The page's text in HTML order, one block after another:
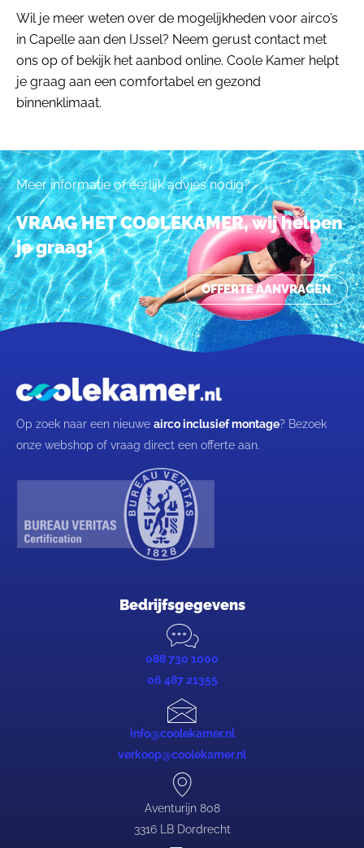
Wil je meer weten over de mogelijkheden voor airco’s
in Capelle aan den IJssel? Neem gerust contact met
ons op of bekijk het aanbod online. Coole Kamer helpt
je graag aan een comfortabel en gezond
binnenklimaat.
Meer informatie of eerlijk advies nodig?
VRAAG HET COOLEKAMER, wij helpen
je graag!
OFFERTE AANVRAGEN
Op zoek naar een nieuwe airco inclusief montage? Bezoek
onze webshop of vraag direct een offerte aan.
Bedrijfsgegevens
088 730 1000
06 487 21355
info@coolekamer.nl
verkoop@coolekamer.nl
Aventurijn 808
3316 LB Dordrecht